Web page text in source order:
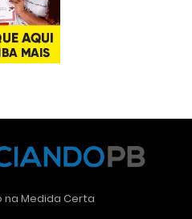
na Medida Certa